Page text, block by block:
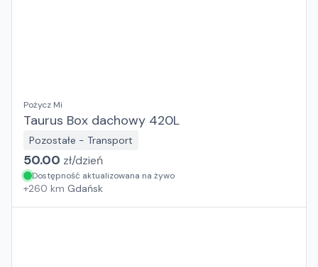
Pożycz Mi
Taurus Box dachowy 420L
Pozostałe - Transport
50.00 zł/dzień
Dostępność aktualizowana na żywo
+260 km Gdańsk